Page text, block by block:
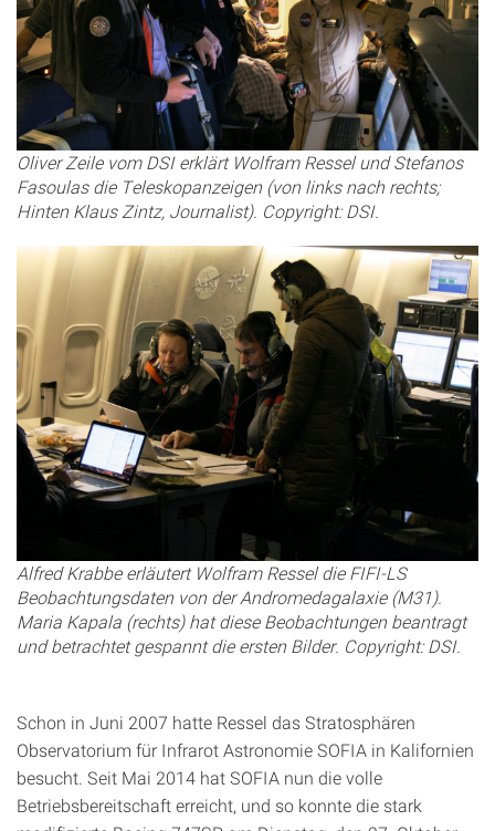
Oliver Zeile vom DSI erklärt Wolfram Ressel und Stefanos
Fasoulas die Teleskopanzeigen (von links nach rechts;
Hinten Klaus Zintz, Journalist). Copyright: DSI.
Alfred Krabbe erläutert Wolfram Ressel die FIFI-LS
Beobachtungsdaten von der Andromedagalaxie (M31).
Maria Kapala (rechts) hat diese Beobachtungen beantragt
und betrachtet gespannt die ersten Bilder. Copyright: DSI.
Schon in Juni 2007 hatte Ressel das Stratosphären
Observatorium für Infrarot Astronomie SOFIA in Kalifornien
besucht. Seit Mai 2014 hat SOFIA nun die volle
Betriebsbereitschaft erreicht, und so konnte die stark